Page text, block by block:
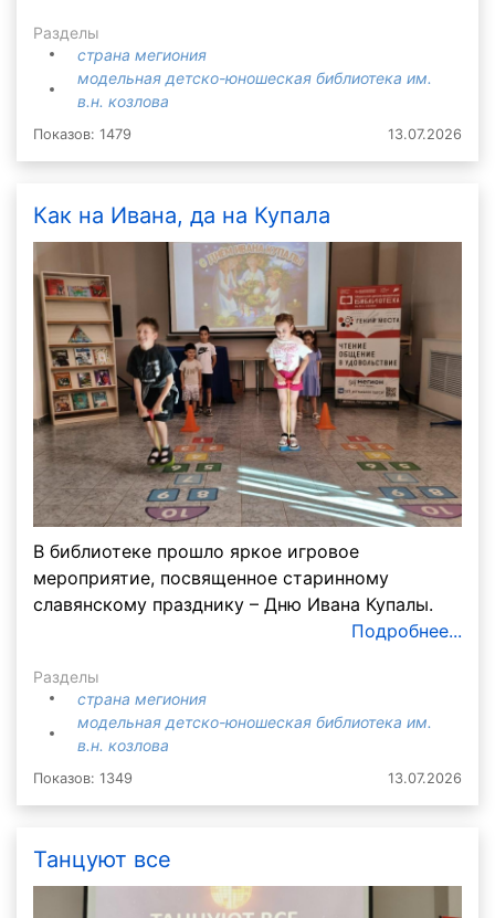
Разделы
страна мегиония
модельная детско-юношеская библиотека им.
в.н. козлова
Показов: 1479 13.07.2026
Как на Ивана, да на Купала
В библиотеке прошло яркое игровое
мероприятие, посвященное старинному
славянскому празднику – Дню Ивана Купалы.
Подробнее...
Разделы
страна мегиония
модельная детско-юношеская библиотека им.
в.н. козлова
Показов: 1349 13.07.2026
Танцуют все